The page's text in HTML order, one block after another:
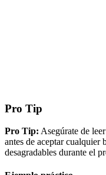
Pro Tip
Pro Tip: Asegúrate de
antes de aceptar cualquier
desagradables durante el